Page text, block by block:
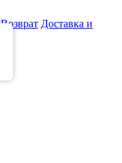
Возврат Доставка и